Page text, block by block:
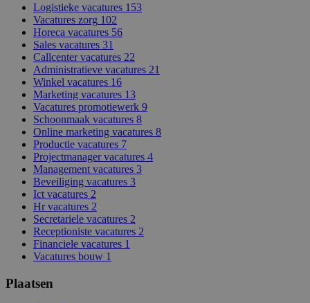
Logistieke vacatures 153
Vacatures zorg 102
Horeca vacatures 56
Sales vacatures 31
Callcenter vacatures 22
Administratieve vacatures 21
Winkel vacatures 16
Marketing vacatures 13
Vacatures promotiewerk 9
Schoonmaak vacatures 8
Online marketing vacatures 8
Productie vacatures 7
Projectmanager vacatures 4
Management vacatures 3
Beveiliging vacatures 3
Ict vacatures 2
Hr vacatures 2
Secretariele vacatures 2
Receptioniste vacatures 2
Financiele vacatures 1
Vacatures bouw 1
Plaatsen